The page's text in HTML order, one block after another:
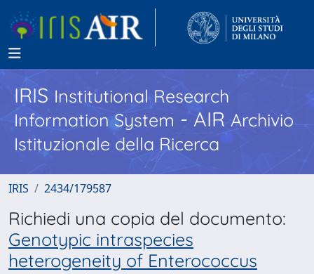
IRISInstitutional Research
Information System - AIR Archivio
Istituzionale della Ricerca
IRIS 2434/179587
Richiedi una copia del documento:
Genotypic intraspecies
heterogeneity of Enterococcus